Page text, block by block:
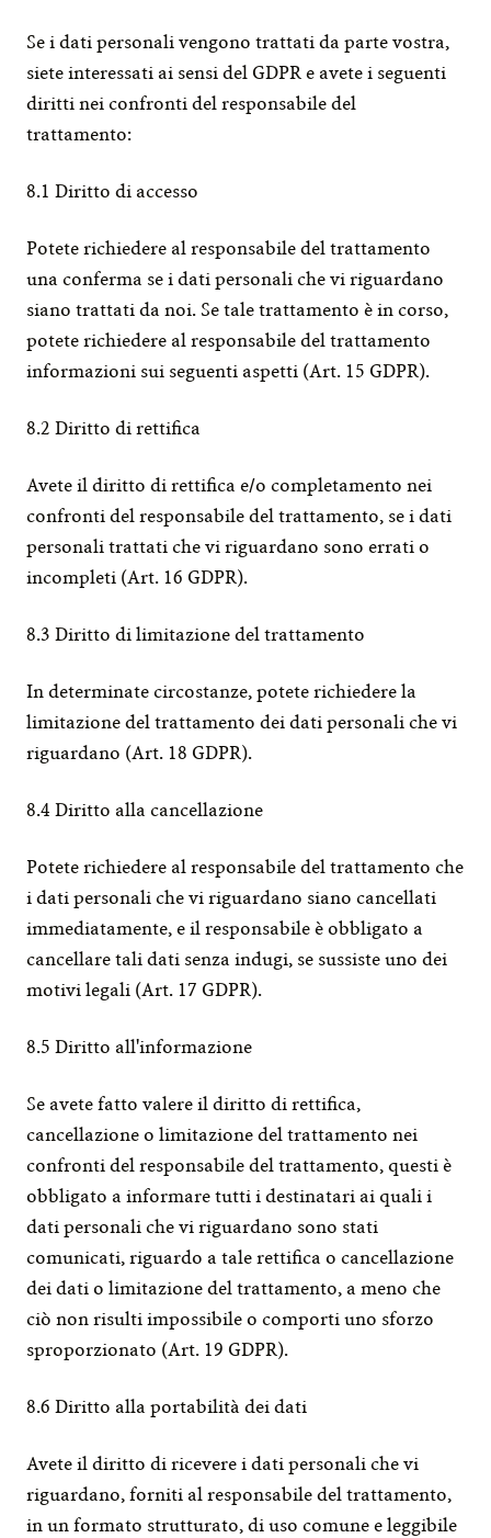
Se i dati personali vengono trattati da parte vostra,
siete interessati ai sensi del GDPR e avete i seguenti
diritti nei confronti del responsabile del
trattamento:
8.1 Diritto di accesso
Potete richiedere al responsabile del trattamento
una conferma se i dati personali che vi riguardano
siano trattati da noi. Se tale trattamento è in corso,
potete richiedere al responsabile del trattamento
informazioni sui seguenti aspetti (Art. 15 GDPR).
8.2 Diritto di rettifica
Avete il diritto di rettifica e/o completamento nei
confronti del responsabile del trattamento, se i dati
personali trattati che vi riguardano sono errati o
incompleti (Art. 16 GDPR).
8.3 Diritto di limitazione del trattamento
In determinate circostanze, potete richiedere la
limitazione del trattamento dei dati personali che vi
riguardano (Art. 18 GDPR).
8.4 Diritto alla cancellazione
Potete richiedere al responsabile del trattamento che
i dati personali che vi riguardano siano cancellati
immediatamente, e il responsabile è obbligato a
cancellare tali dati senza indugi, se sussiste uno dei
motivi legali (Art. 17 GDPR).
8.5 Diritto all'informazione
Se avete fatto valere il diritto di rettifica,
cancellazione o limitazione del trattamento nei
confronti del responsabile del trattamento, questi è
obbligato a informare tutti i destinatari ai quali i
dati personali che vi riguardano sono stati
comunicati, riguardo a tale rettifica o cancellazione
dei dati o limitazione del trattamento, a meno che
ciò non risulti impossibile o comporti uno sforzo
sproporzionato (Art. 19 GDPR).
8.6 Diritto alla portabilità dei dati
Avete il diritto di ricevere i dati personali che vi
riguardano, forniti al responsabile del trattamento,
in un formato strutturato, di uso comune e leggibile